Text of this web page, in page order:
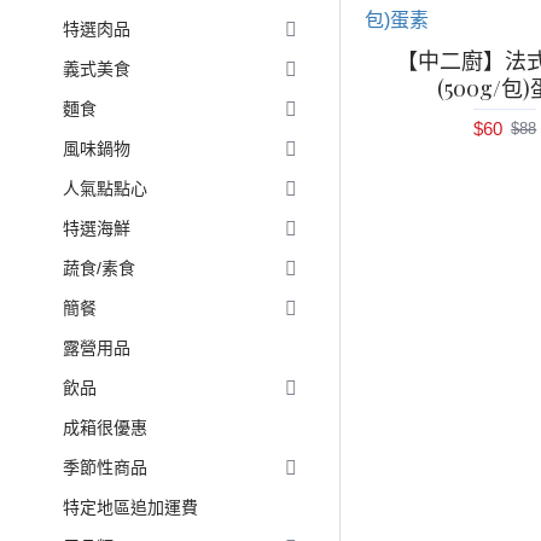
特選肉品
義式美食
麵食
風味鍋物
人氣點點心
特選海鮮
蔬食/素食
簡餐
露營用品
飲品
成箱很優惠
季節性商品
特定地區追加運費
【中二廚】法
(500g/包)
$60 $88